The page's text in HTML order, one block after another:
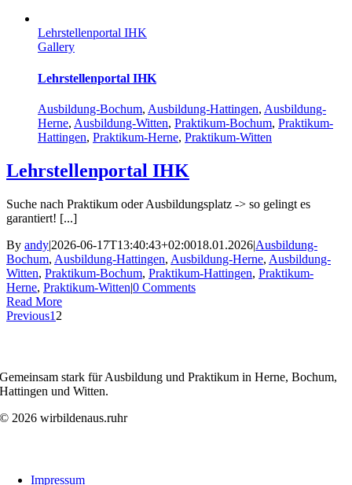
Lehrstellenportal IHK
Gallery
Lehrstellenportal IHK
Ausbildung-Bochum, Ausbildung-Hattingen, Ausbildung-
Herne, Ausbildung-Witten, Praktikum-Bochum, Praktikum-
Hattingen, Praktikum-Herne, Praktikum-Witten
Lehrstellenportal IHK
Suche nach Praktikum oder Ausbildungsplatz -> so gelingt es
garantiert! [...]
By andy|2026-06-17T13:40:43+02:0018.01.2026|Ausbildung-
Bochum, Ausbildung-Hattingen, Ausbildung-Herne, Ausbildung-
Witten, Praktikum-Bochum, Praktikum-Hattingen, Praktikum-
Herne, Praktikum-Witten|0 Comments
Read More
Previous1 2
Gemeinsam stark für Ausbildung und Praktikum in Herne, Bochum,
Hattingen und Witten.
© 2026 wirbildenaus.ruhr
Impressum